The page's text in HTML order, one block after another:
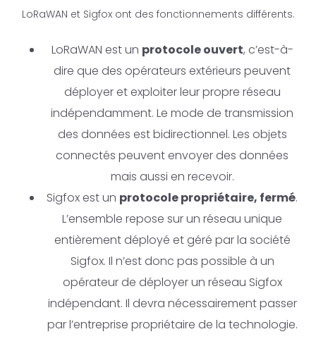
LoRaWAN et Sigfox ont des fonctionnements différents.
LoRaWAN est un protocole ouvert, c’est-à-
dire que des opérateurs extérieurs peuvent
déployer et exploiter leur propre réseau
indépendamment. Le mode de transmission
des données est bidirectionnel. Les objets
connectés peuvent envoyer des données
mais aussi en recevoir.
Sigfox est un protocole propriétaire, fermé.
L’ensemble repose sur un réseau unique
entièrement déployé et géré par la société
Sigfox. Il n’est donc pas possible à un
opérateur de déployer un réseau Sigfox
indépendant. Il devra nécessairement passer
par l’entreprise propriétaire de la technologie.